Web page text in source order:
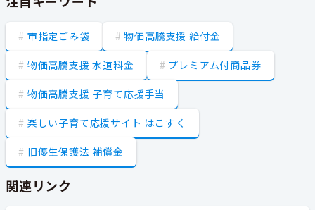
市指定ごみ袋 物価高騰支援 給付金
物価高騰支援 水道料金 プレミアム付商品券
物価高騰支援 子育て応援手当
楽しい子育て応援サイト はこすく
旧優生保護法 補償金
関連リンク